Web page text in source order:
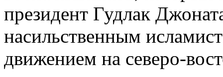
президент Гудлак
насильственным
движением на северо-